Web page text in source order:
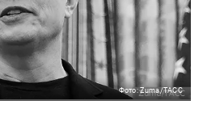
Фото: Zuma/ТАСС